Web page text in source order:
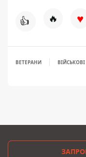
👍 🔥 ♥
ВЕТЕРАНИ ВІЙСЬКОВІ